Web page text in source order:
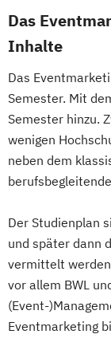
Das
Inhalte
Das
Semester. Mit
Semester hinzu.
wenigen
neben dem
Der Studienplan
und später dann
vermittelt
vor allem BWL
(Event-
Eventmarketing